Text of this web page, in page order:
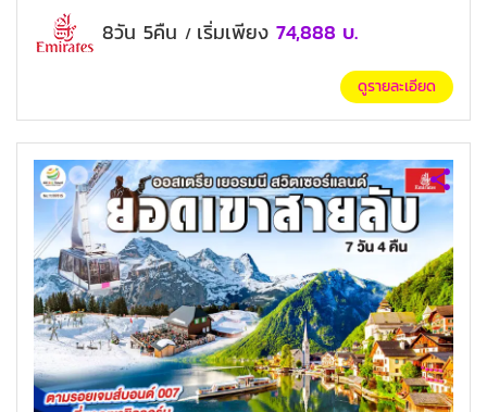
8วัน 5คืน / เริ่มเพียง 74,888 บ.
ดูรายละเอียด